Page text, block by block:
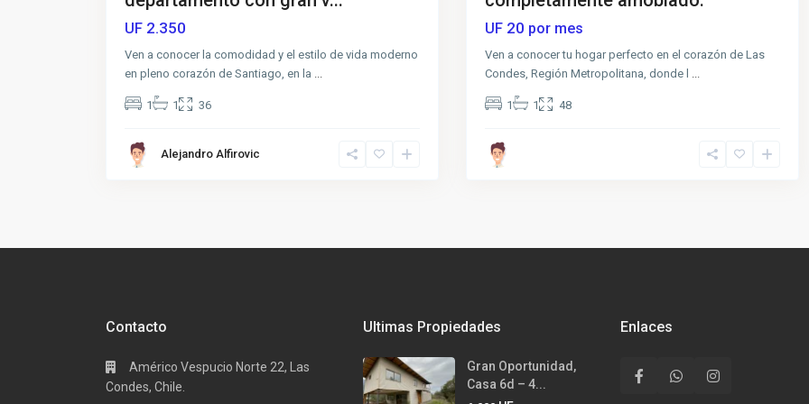
UF 2.350
Ven a conocer la comodidad y el estilo de vida moderno
en pleno corazón de Santiago, en la
1 1 36
Alejandro Alfirovic
UF 20 por mes
Ven a conocer tu hogar perfecto en el corazón de Las
Condes, Región Metropolitana, donde l
1 1 48
Contacto
Américo Vespucio Norte 22, Las
Condes, Chile.
Ultimas Propiedades
Gran Oportunidad,
Casa 6d – 4...
Enlaces